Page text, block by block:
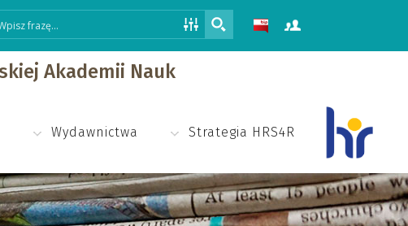
Akademii Nauk
Wydawnictwa Strategia HRS4R